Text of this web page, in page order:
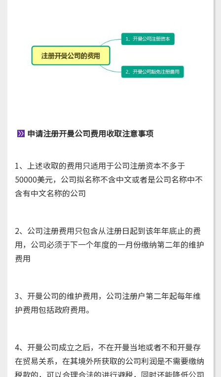
申请注册开曼公司费用收取注意事项
1、上述收取的费用只适用于公司注册资本不多于
50000美元，公司拟名称不含中文或者是公司名称中不
含有中文名称的公司
2、公司注册费用只包含从注册日起到该年年底止的费
用，公司必须于下一个年度的一月份缴纳第二年的维护
费用
3、开曼公司的维护费用，公司注册户第二年起每年维
护费用包括政府费用。
4、开曼公司成立之后，不在开曼当地或者不和开曼存
在贸易关系，在其境外所获取的公司利润是不需要缴纳
税款的，可以合理合法的进行避税，同时还能降低公司